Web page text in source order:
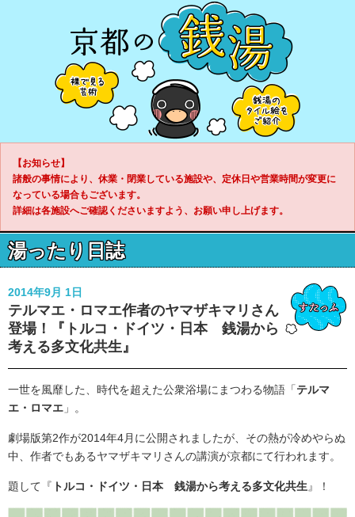
【お知らせ】
諸般の事情により、休業・閉業している施設や、定休日や営業時間が変更に
なっている場合もございます。
詳細は各施設へご確認くださいますよう、お願い申し上げます。
湯ったり日誌
2014年9月 1日
テルマエ・ロマエ作者のヤマザキマリさん
登場！『トルコ・ドイツ・日本 銭湯から
考える多文化共生』
一世を風靡した、時代を超えた公衆浴場にまつわる物語「テルマ
エ・ロマエ 」。
劇場版第2作が2014年4月に公開されましたが、その熱が冷めやらぬ
中、作者でもあるヤマザキマリさんの講演が京都にて行われます。
題して『 トルコ・ドイツ・日本 銭湯から考える多文化共生 』！